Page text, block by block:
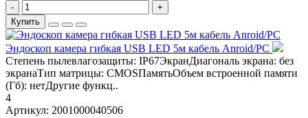
-
+
Купить
Эндоскоп камера гибкая USB LED 5м кабель Anroid/PC
Степень пылевлагозащиты: IP67ЭкранДиагональ экрана: без
экранаТип матрицы: CMOSПамятьОбъем встроенной памяти
(Гб): нетДругие функц..
4
Артикул: 2001000040506